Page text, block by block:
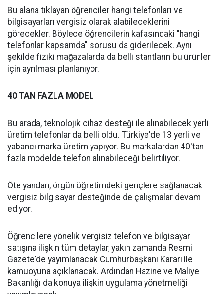
Bu alana tıklayan öğrenciler hangi telefonları ve
bilgisayarları vergisiz olarak alabileceklerini
görecekler. Böylece öğrencilerin kafasındaki "hangi
telefonlar kapsamda" sorusu da giderilecek. Aynı
şekilde fiziki mağazalarda da belli stantların bu ürünler
için ayrılması planlanıyor.
40'TAN FAZLA MODEL
Bu arada, teknolojik cihaz desteği ile alınabilecek yerli
üretim telefonlar da belli oldu. Türkiye'de 13 yerli ve
yabancı marka üretim yapıyor. Bu markalardan 40'tan
fazla modelde telefon alınabileceği belirtiliyor.
Öte yandan, örgün öğretimdeki gençlere sağlanacak
vergisiz bilgisayar desteğinde de çalışmalar devam
ediyor.
Öğrencilere yönelik vergisiz telefon ve bilgisayar
satışına ilişkin tüm detaylar, yakın zamanda Resmi
Gazete'de yayımlanacak Cumhurbaşkanı Kararı ile
kamuoyuna açıklanacak. Ardından Hazine ve Maliye
Bakanlığı da konuya ilişkin uygulama yönetmeliği